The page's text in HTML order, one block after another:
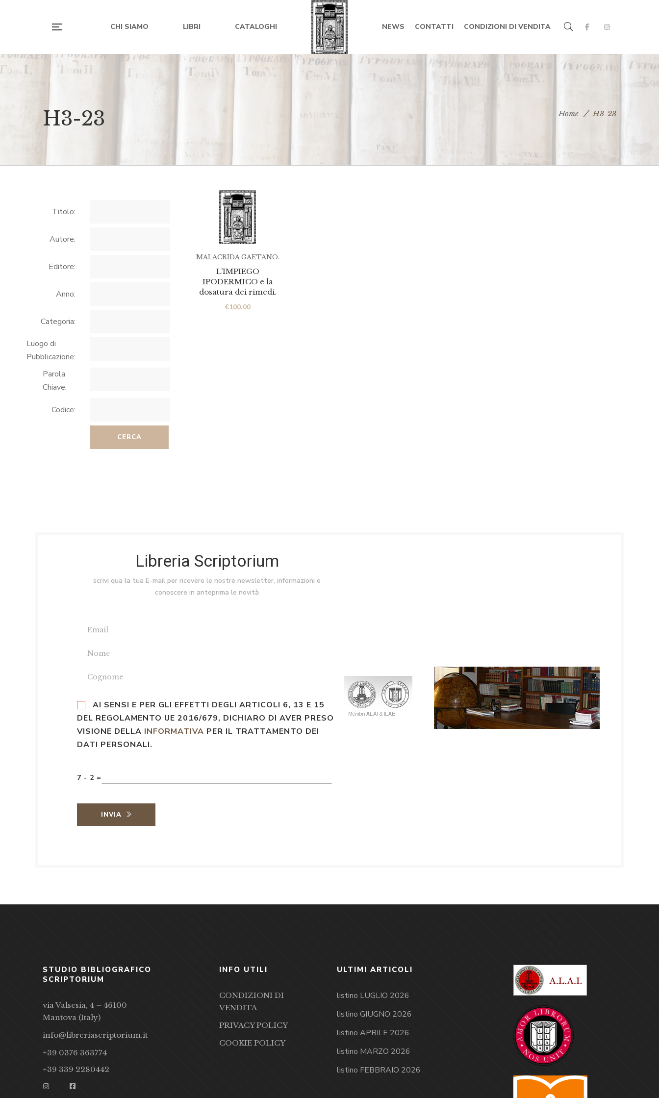
CHI SIAMO LIBRI CATALOGHI NEWS CONTATTI CONDIZIONI DI VENDITA
H3-23 Home H3-23
L’IMPIEGO
IPODERMICO e la
dosatura dei rimedi.
€100.00
MALACRIDA GAETANO.
Titolo:
Autore:
Editore:
Anno:
Categoria:
Luogo di
Pubblicazione:
Parola
Chiave:
Codice:
CERCA
Libreria Scriptorium
scrivi qua la tua E-mail per ricevere le nostre newsletter, informazioni e
conoscere in anteprima le novità
AI SENSI E PER GLI EFFETTI DEGLI ARTICOLI 6, 13 E 15
DEL REGOLAMENTO UE 2016/679, DICHIARO DI AVER PRESO
VISIONE DELLA INFORMATIVA PER IL TRATTAMENTO DEI
DATI PERSONALI.
7 - 2 =
INVIA
STUDIO BIBLIOGRAFICO
SCRIPTORIUM
via Valsesia, 4 – 46100
Mantova (Italy)
info@libreriascriptorium.it
+39 0376 363774
+39 339 2280442
INFO UTILI
CONDIZIONI DI
VENDITA
PRIVACY POLICY
COOKIE POLICY
ULTIMI ARTICOLI
listino LUGLIO 2026
listino GIUGNO 2026
listino APRILE 2026
listino MARZO 2026
listino FEBBRAIO 2026